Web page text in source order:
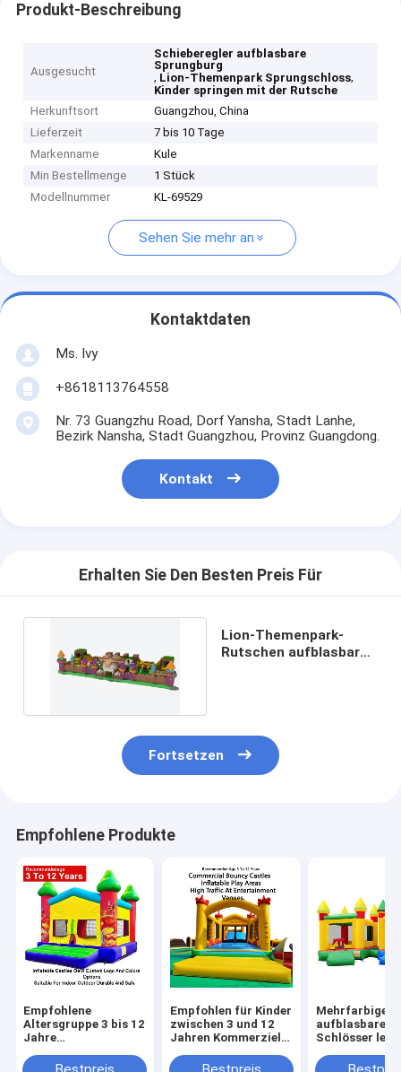
Produkt-Beschreibung
Ausgesucht
Schieberegler aufblasbare
Sprungburg
, Lion-Themenpark Sprungschloss,
Kinder springen mit der Rutsche
Herkunftsort
Guangzhou, China
Lieferzeit
7 bis 10 Tage
Markenname
Kule
Min Bestellmenge
1 Stück
Modellnummer
KL-69529
Sehen Sie mehr an
Kontaktdaten
Ms. Ivy
+8618113764558
Nr. 73 Guangzhu Road, Dorf Yansha, Stadt Lanhe,
Bezirk Nansha, Stadt Guangzhou, Provinz Guangdong.
Kontakt
Erhalten Sie Den Besten Preis Für
Lion-Themenpark-
Rutschen aufblasbare
Fortsetzen
Empfohlene Produkte
Empfohlene
Altersgruppe 3 bis 12
Jahre
OEM Custom Logo
Empfohlen für Kinder
zwischen 3 und 12
Jahren Kommerzielle
aufblasbare
Mehrfarbige
aufblasbare
Schlösser
einfachen